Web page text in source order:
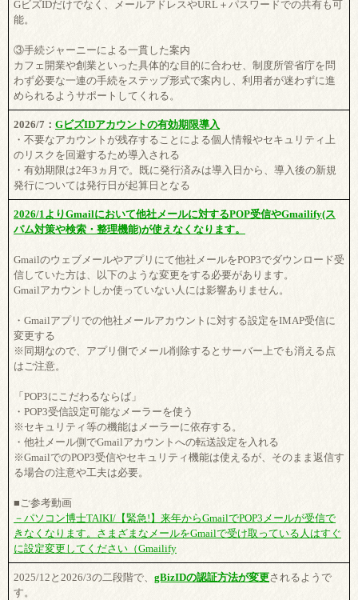
GビズIDだけでなく、メールアドレスやURL＋パスワードでの共有も可
能。
③手続ジャーニーによる一貫した案内
カフェ開業や創業といった具体的な目的に合わせ、制度所管省庁を問
わず必要な一連の手続をステップ形式で案内し、利用者が迷わずに進
められるようサポートしてくれる。
2026/7： GビズIDアカウントの有効期限導入
・不要なアカウントが残存することによる個人情報やセキュリティ上
のリスクを回避するため導入される
・有効期限は2年3ヵ月で。既に発行済みは導入日から、導入後の新規
発行については発行日が起算日となる
2026/1よりGmailにおいて他社メールに対するPOP受信やGmailify(ス
パム対策や検索・整理機能)が使えなくなります。
Gmailのウェブメールやアプリにて他社メールをPOP3でダウンロード受
信していた方は、以下のような変更をする必要があります。
Gmailアカウントしか使っていない人には影響ありません。
・Gmailアプリでの他社メールアカウントに対する設定をIMAP受信に
変更する
※同期なので、アプリ側でメール削除するとサーバー上でも消える点
はご注意。
「POP3にこだわるならば」
・POP3受信設定可能なメーラーを使う
※セキュリティ等の機能はメーラーに依存する。
・他社メール側でGmailアカウントへの転送設定を入れる
※GmailでのPOP3受信やセキュリティ機能は使えるが、そのまま返信す
る場合の注意や工夫は必要。
■ご参考動画
－パソコン博士TAIKI/【緊急!】来年からGmailでPOP3メールが受信で
きなくなります。さまざまなメールをGmailで受け取っている人はすぐ
に設定変更してください（Gmailify
2025/12と2026/3の二段階で、 gBizIDの認証方法が変更されるようで
す。